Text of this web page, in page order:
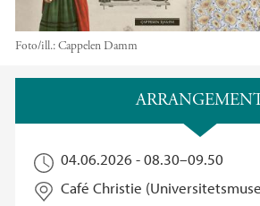
Foto/ill.:Cappelen Damm
04.06.2026 -08.30–09.50
Café Christie